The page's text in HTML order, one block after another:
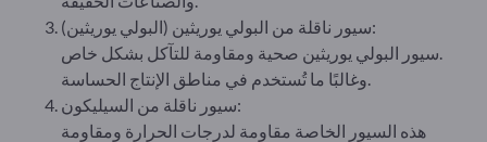
سيور ناقلة من البولي يوريثين (البولي يوريثين):
سيور البولي يوريثين صحية ومقاومة للتآكل بشكل خاص.
وغالبًا ما تُستخدم في مناطق الإنتاج الحساسة.
سيور ناقلة من السيليكون:
هذه السيور الخاصة مقاومة لدرجات الحرارة ومقاومة